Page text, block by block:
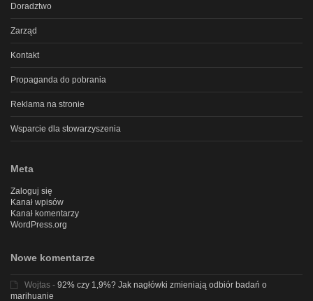
Doradztwo
Zarząd
Kontakt
Propaganda do pobrania
Reklama na stronie
Wsparcie dla stowarzyszenia
Meta
Zaloguj się
Kanał wpisów
Kanał komentarzy
WordPress.org
Nowe komentarze
Wojtas - 92% czy 1,9%? Jak nagłówki zmieniają odbiór badań o
marihuanie